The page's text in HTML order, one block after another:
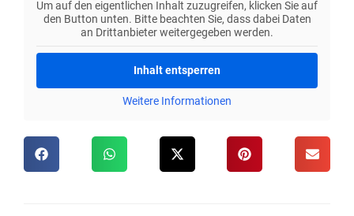
Um auf den eigentlichen Inhalt zuzugreifen, klicken Sie auf
den Button unten. Bitte beachten Sie, dass dabei Daten
an Drittanbieter weitergegeben werden.
Inhalt entsperren
Weitere Informationen